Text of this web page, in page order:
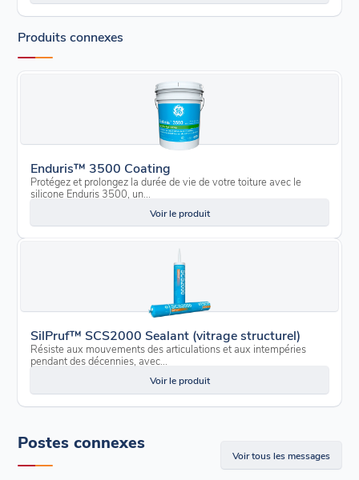
Produits connexes
Enduris™ 3500 Coating
Protégez et prolongez la durée de vie de votre toiture avec le
silicone Enduris 3500, un...
Voir le produit
SilPruf™ SCS2000 Sealant (vitrage structurel)
Résiste aux mouvements des articulations et aux intempéries
pendant des décennies, avec...
Voir le produit
Postes connexes
Voir tous les messages